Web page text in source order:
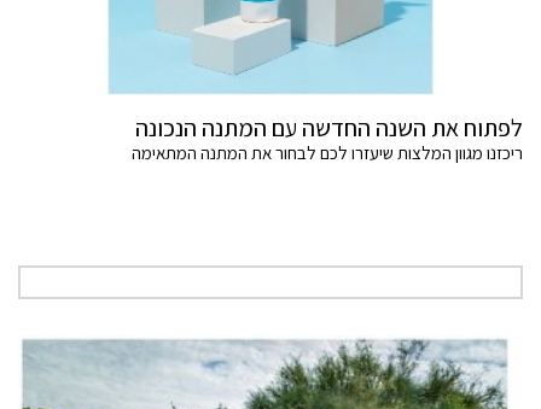
לפתוח את השנה החדשה עם המתנה הנכונה
ריכזנו מגוון המלצות שיעזרו לכם לבחור את המתנה המתאימה